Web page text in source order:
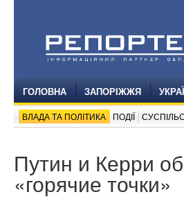
ГОЛОВНА ЗАПОРІЖЖЯ
ВЛАДА ТА ПОЛІТИКА ПОДІЇ
Путин и Керри
«горячие точки»